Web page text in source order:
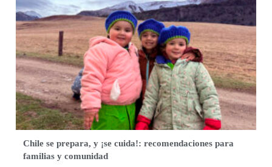
Chile se prepara, y ¡se cuida!: recomendaciones para
familias y comunidad